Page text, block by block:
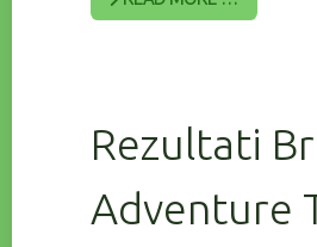
Rezultati
Adventure